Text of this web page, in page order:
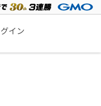
イン